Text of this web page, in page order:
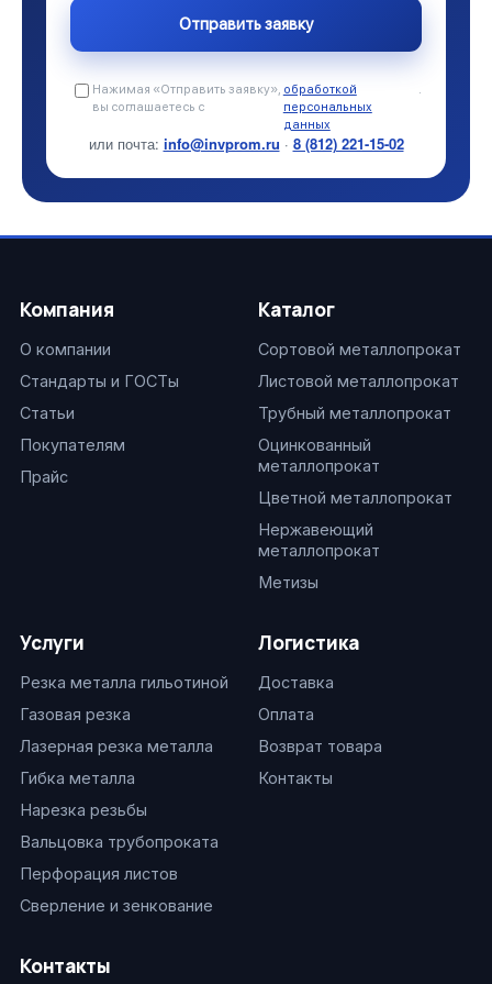
Нажимая «Отправить заявку»,
вы соглашаетесь с
обработкой
персональных
данных
.
или почта: info@invprom.ru · 8 (812) 221-15-02
Компания
О компании
Стандарты и ГОСТы
Статьи
Покупателям
Прайс
Каталог
Сортовой металлопрокат
Листовой металлопрокат
Трубный металлопрокат
Оцинкованный
металлопрокат
Цветной металлопрокат
Нержавеющий
металлопрокат
Метизы
Услуги
Резка металла гильотиной
Газовая резка
Лазерная резка металла
Гибка металла
Нарезка резьбы
Вальцовка трубопроката
Перфорация листов
Сверление и зенкование
Логистика
Доставка
Оплата
Возврат товара
Контакты
Контакты